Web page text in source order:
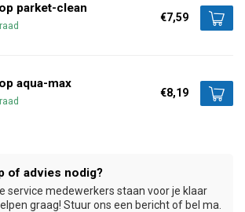
parket-clean
€7,59
aqua-max
€8,19
of advies nodig?
service medewerkers staan voor je klaar
graag! Stuur ons een bericht of bel ma.